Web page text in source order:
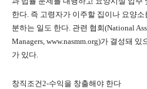
한다. 즉 고령자가 이주할 집이나 요양
분하는 일도 한다. 관련 협회(National
Managers, www.nasmm.org)가 결성돼 있
가 있다.
창직조건2-수익을 창출해야 한다